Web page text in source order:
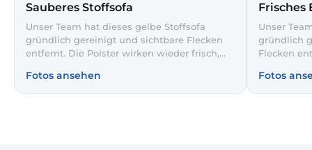
Sauberes Stoffsofa
Unser Team hat dieses gelbe Stoffsofa
gründlich gereinigt und sichtbare Flecken
entfernt. Die Polster wirken wieder frisch,
Lieblingssofa noch lange wie neu.
Fotos ansehen
Frisches
Unser
gründlich
Flecken
Sofa
Gäste.
Fotos